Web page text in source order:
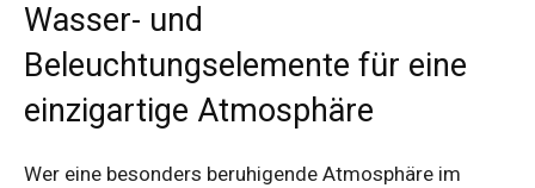
Wasser- und
Beleuchtungselemente für eine
einzigartige Atmosphäre
Wer eine besonders beruhigende Atmosphäre im